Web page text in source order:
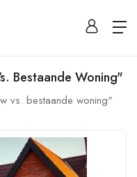
Bestaande Woning"
vs. bestaande woning"